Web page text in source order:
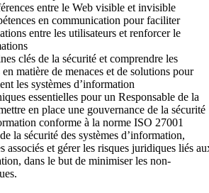
entre le Web visible et invisible
en communication pour faciliter
entre les utilisateurs et renforcer le
clés de la sécurité et comprendre les
matière de menaces et de solutions pour
les systèmes d’information
essentielles pour un Responsable de la
en place une gouvernance de la sécurité
conforme à la norme ISO 27001
la sécurité des systèmes d’information,
associés et gérer les risques juridiques liés
dans le but de minimiser les non-